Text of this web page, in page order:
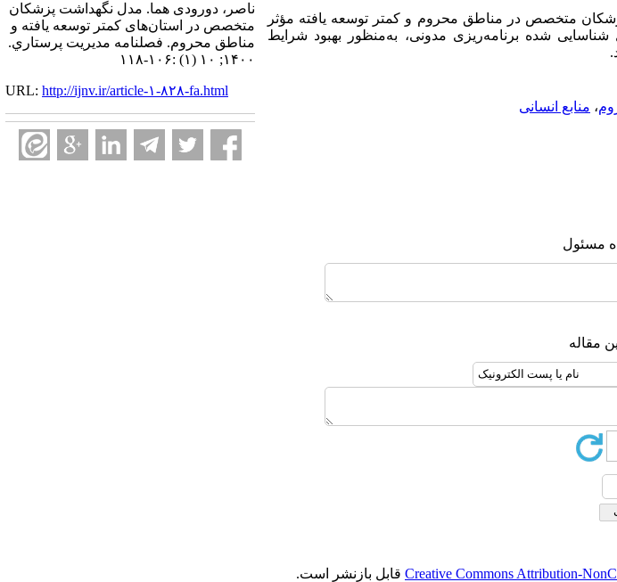
متخصص در مناطق محروم و کمتر توسعه یافته مؤثر
شده برنامه‌ریزی مدونی، به‌منظور بهبود شرایط
، منابع انسانی
مسئول
مقاله
ناصر، دورودی هما. مدل نگهداشت پزشکان
متخصص در استان‌های کمتر توسعه یافته و
مناطق محروم. فصلنامه مديريت پرستاري.
۱۴۰۰; ۱۰ (۱) :۱۰۶-۱۱۸
URL: http://ijnv.ir/article-۱-۸۲۸-fa.html
Creative Commons Attribution- قابل بازنشر است.